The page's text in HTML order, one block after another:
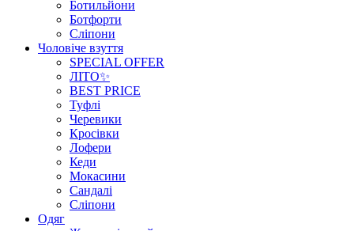
Ботильйони
Ботфорти
Сліпони
Чоловіче взуття
SPECIAL OFFER
ЛІТО✨
BEST PRICE
Туфлі
Черевики
Кросівки
Лофери
Кеди
Мокасини
Сандалі
Сліпони
Одяг